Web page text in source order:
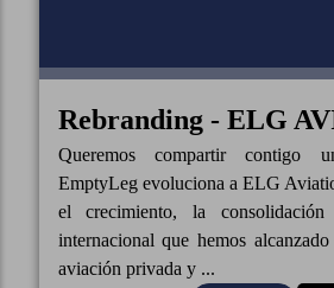
Rebranding - ELG
Queremos compartir contigo
EmptyLeg evoluciona a ELG
el crecimiento, la
internacional que hemos
aviación privada y ...